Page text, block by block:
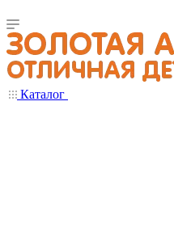
Каталог